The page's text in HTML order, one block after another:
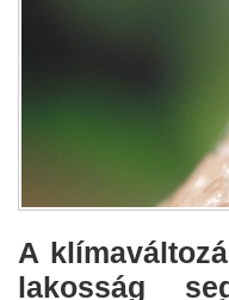
A
lakosság